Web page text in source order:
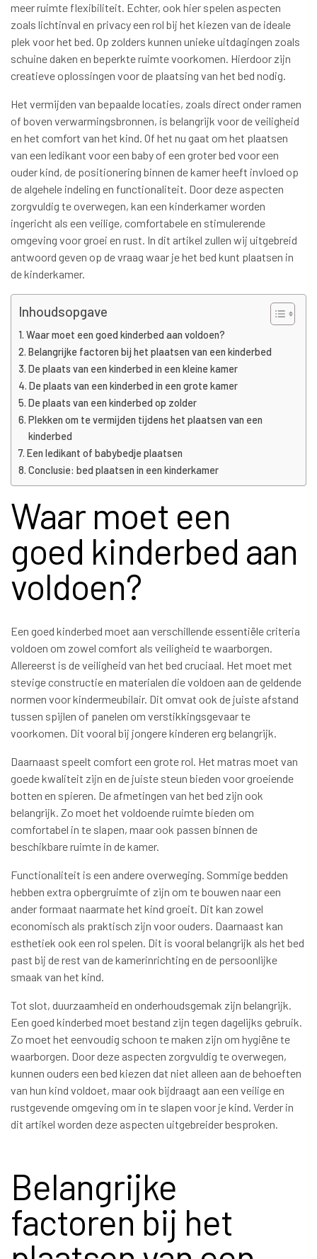
meer ruimte flexibiliteit. Echter, ook hier spelen aspecten
zoals lichtinval en privacy een rol bij het kiezen van de ideale
plek voor het bed. Op zolders kunnen unieke uitdagingen zoals
schuine daken en beperkte ruimte voorkomen. Hierdoor zijn
creatieve oplossingen voor de plaatsing van het bed nodig.
Het vermijden van bepaalde locaties, zoals direct onder ramen
of boven verwarmingsbronnen, is belangrijk voor de veiligheid
en het comfort van het kind. Of het nu gaat om het plaatsen
van een ledikant voor een baby of een groter bed voor een
ouder kind, de positionering binnen de kamer heeft invloed op
de algehele indeling en functionaliteit. Door deze aspecten
zorgvuldig te overwegen, kan een kinderkamer worden
ingericht als een veilige, comfortabele en stimulerende
omgeving voor groei en rust. In dit artikel zullen wij uitgebreid
antwoord geven op de vraag waar je het bed kunt plaatsen in
de kinderkamer.
Inhoudsopgave
Waar moet een goed kinderbed aan voldoen?
Belangrijke factoren bij het plaatsen van een kinderbed
De plaats van een kinderbed in een kleine kamer
De plaats van een kinderbed in een grote kamer
De plaats van een kinderbed op zolder
Plekken om te vermijden tijdens het plaatsen van een
kinderbed
Een ledikant of babybedje plaatsen
Conclusie: bed plaatsen in een kinderkamer
Waar moet een
goed kinderbed aan
voldoen?
Een goed kinderbed moet aan verschillende essentiële criteria
voldoen om zowel comfort als veiligheid te waarborgen.
Allereerst is de veiligheid van het bed cruciaal. Het moet met
stevige constructie en materialen die voldoen aan de geldende
normen voor kindermeubilair. Dit omvat ook de juiste afstand
tussen spijlen of panelen om verstikkingsgevaar te
voorkomen. Dit vooral bij jongere kinderen erg belangrijk.
Daarnaast speelt comfort een grote rol. Het matras moet van
goede kwaliteit zijn en de juiste steun bieden voor groeiende
botten en spieren. De afmetingen van het bed zijn ook
belangrijk. Zo moet het voldoende ruimte bieden om
comfortabel in te slapen, maar ook passen binnen de
beschikbare ruimte in de kamer.
Functionaliteit is een andere overweging. Sommige bedden
hebben extra opbergruimte of zijn om te bouwen naar een
ander formaat naarmate het kind groeit. Dit kan zowel
economisch als praktisch zijn voor ouders. Daarnaast kan
esthetiek ook een rol spelen. Dit is vooral belangrijk als het bed
past bij de rest van de kamerinrichting en de persoonlijke
smaak van het kind.
Tot slot, duurzaamheid en onderhoudsgemak zijn belangrijk.
Een goed kinderbed moet bestand zijn tegen dagelijks gebruik.
Zo moet het eenvoudig schoon te maken zijn om hygiëne te
waarborgen. Door deze aspecten zorgvuldig te overwegen,
kunnen ouders een bed kiezen dat niet alleen aan de behoeften
van hun kind voldoet, maar ook bijdraagt aan een veilige en
rustgevende omgeving om in te slapen voor je kind. Verder in
dit artikel worden deze aspecten uitgebreider besproken.
Belangrijke
factoren bij het